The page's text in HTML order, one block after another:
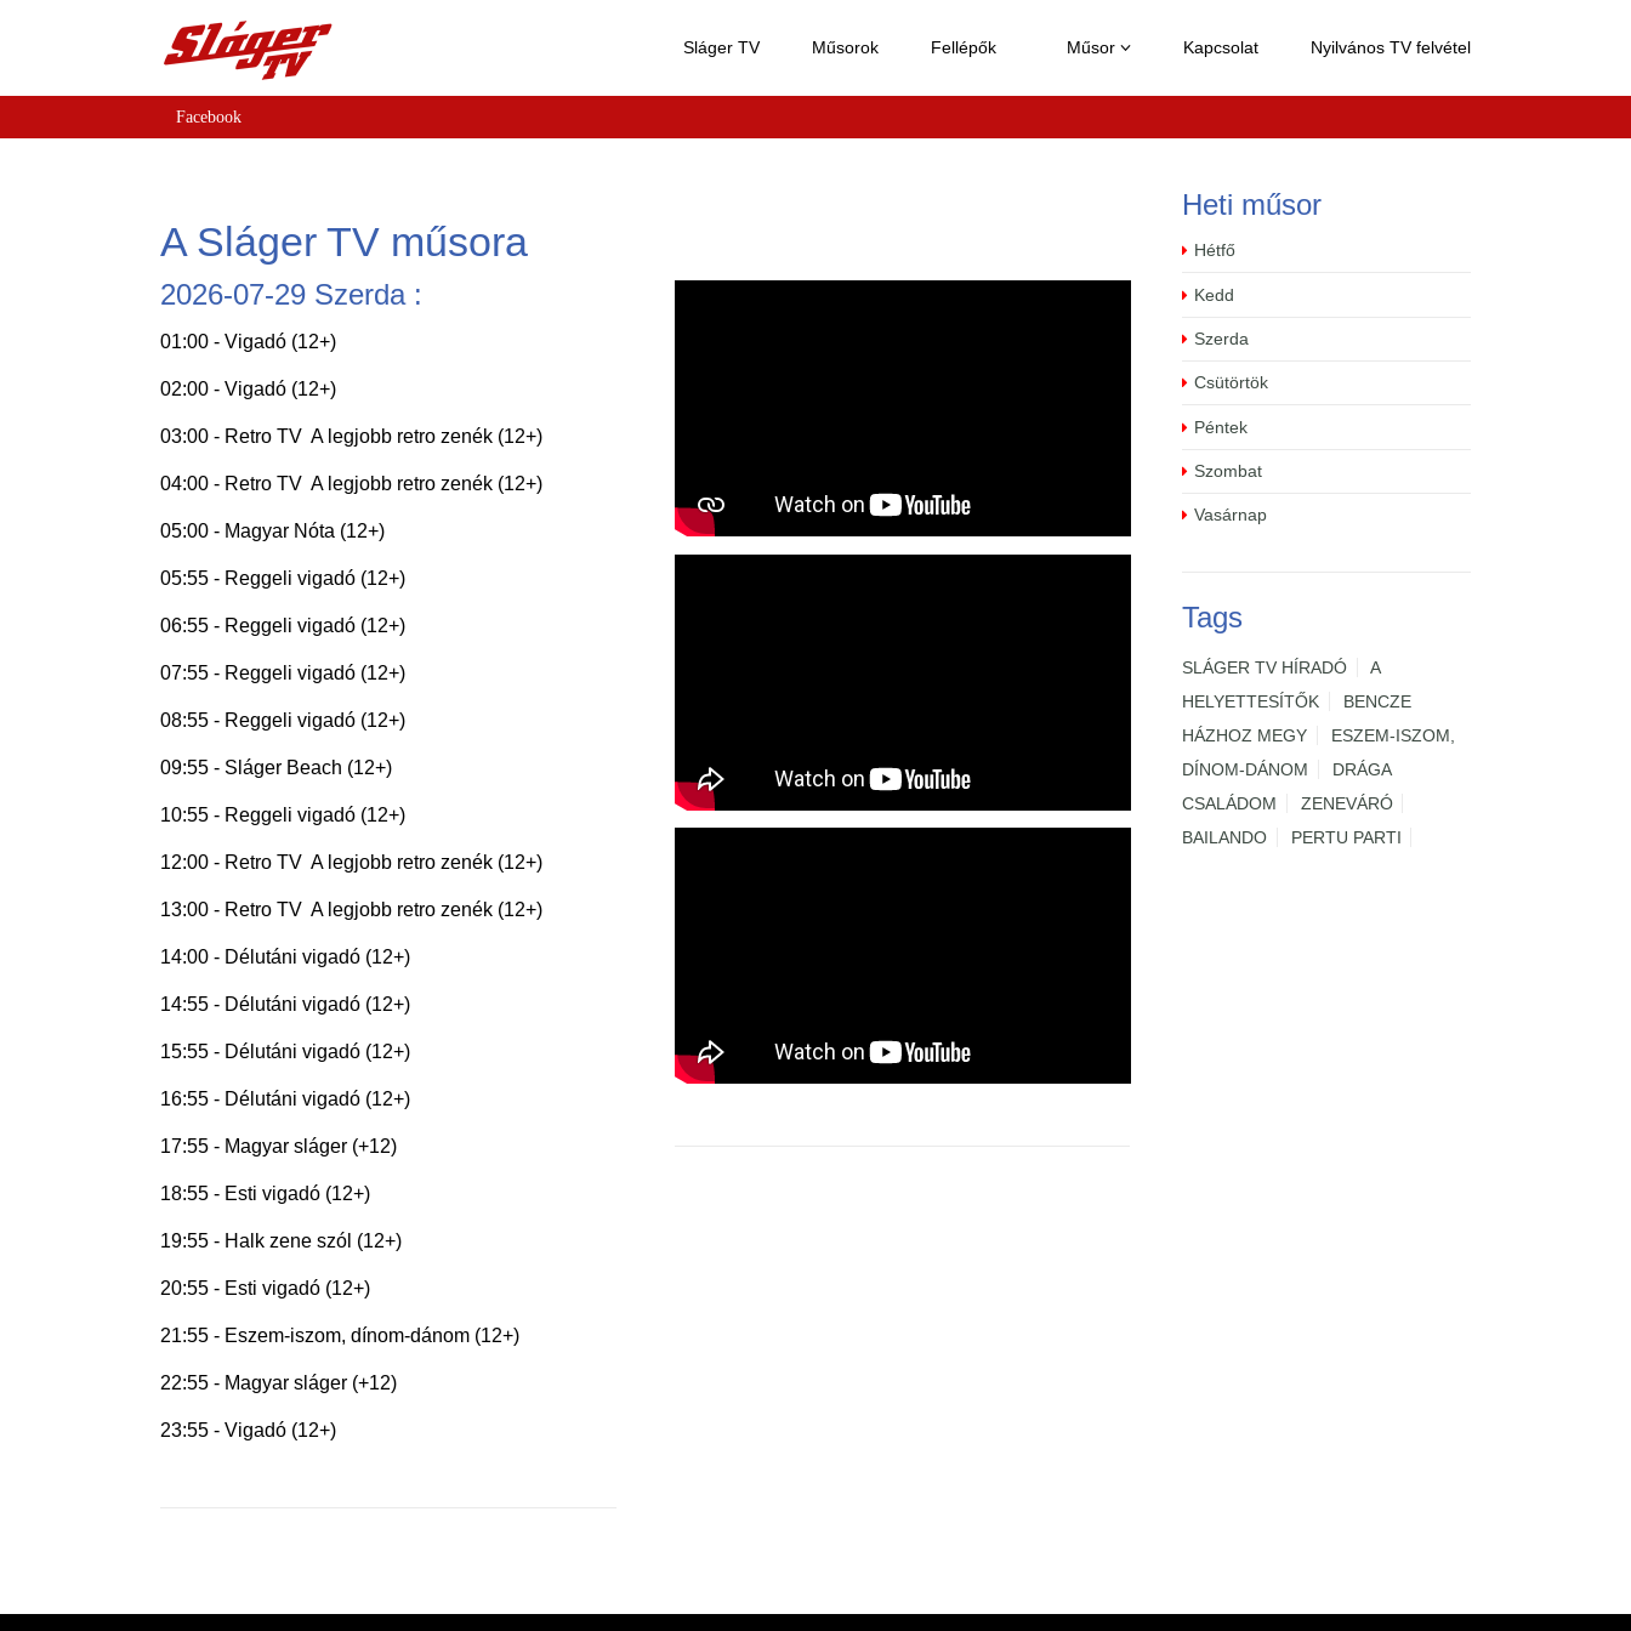
Sláger TV Műsorok Fellépők Műsor  Kapcsolat Nyilvános TV felvétel
Facebook
A Sláger TV műsora
2026-07-29 Szerda :
01:00 - Vigadó (12+)
02:00 - Vigadó (12+)
03:00 - Retro TV  A legjobb retro zenék (12+)
04:00 - Retro TV  A legjobb retro zenék (12+)
05:00 - Magyar Nóta (12+)
05:55 - Reggeli vigadó (12+)
06:55 - Reggeli vigadó (12+)
07:55 - Reggeli vigadó (12+)
08:55 - Reggeli vigadó (12+)
09:55 - Sláger Beach (12+)
10:55 - Reggeli vigadó (12+)
12:00 - Retro TV  A legjobb retro zenék (12+)
13:00 - Retro TV  A legjobb retro zenék (12+)
14:00 - Délutáni vigadó (12+)
14:55 - Délutáni vigadó (12+)
15:55 - Délutáni vigadó (12+)
16:55 - Délutáni vigadó (12+)
17:55 - Magyar sláger (+12)
18:55 - Esti vigadó (12+)
19:55 - Halk zene szól (12+)
20:55 - Esti vigadó (12+)
21:55 - Eszem-iszom, dínom-dánom (12+)
22:55 - Magyar sláger (+12)
23:55 - Vigadó (12+)
Heti műsor
Hétfő
Kedd
Szerda
Csütörtök
Péntek
Szombat
Vasárnap
Tags
SLÁGER TV HÍRADÓ
A
HELYETTESÍTŐK
BENCZE
HÁZHOZ MEGY
ESZEM-ISZOM,
DÍNOM-DÁNOM
DRÁGA
CSALÁDOM
ZENEVÁRÓ
BAILANDO
PERTU PARTI